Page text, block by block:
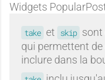
Widgets
take et skip sont
qui permettent
inclure dans la